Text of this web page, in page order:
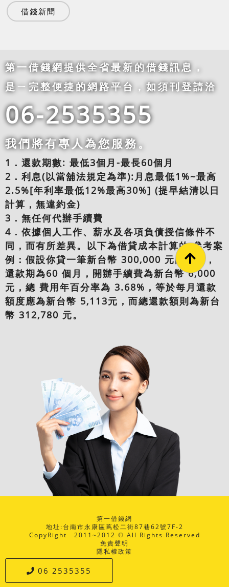
借錢新聞
第一借錢網提供全省最新的借錢訊息，
是ㄧ完整便捷的網路平台，如須刊登請洽
06-2535355
我們將有專人為您服務。
1．還款期數: 最低3個月-最長60個月
2．利息(以當舖法規定為準):月息最低1%~最高
2.5%[年利率最低12%最高30%] (提早結清以日
計算，無違約金)
3．無任何代辦手續費
4．依據個人工作、薪水及各項負債授信條件不
同，而有所差異。以下為借貸成本計算的 參考案
例：假設你貸一筆新台幣 300,000 元的款項，
還款期為60 個月，開辦手續費為新台幣 6,000
元，總 費用年百分率為 3.68%，等於每月還款
額度應為新台幣 5,113元，而總還款額則為新台
幣 312,780 元。
第一借錢網
地址:台南市永康區蔦松二街87巷62號7F-2
CopyRight 2011~2012 © All Rights Reserved
免責聲明
隱私權政策
06 2535355